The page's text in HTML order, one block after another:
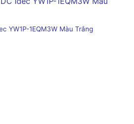
YW1P-1EQM3W Màu Trắng